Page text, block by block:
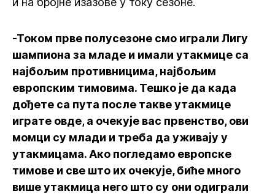
-Током прве полусезоне смо играли Лигу
шампиона за младе и имали утакмице са
најбољим противницима, најбољим
европским тимовима. Тешко је да када
дођете са пута после такве утакмице
играте овде, а очекује вас првенство, ови
момци су млади и треба да уживају у
утакмицама. Ако погледамо европске
тимове и све што их очекује, биће много
више утакмица него што су они одиграли